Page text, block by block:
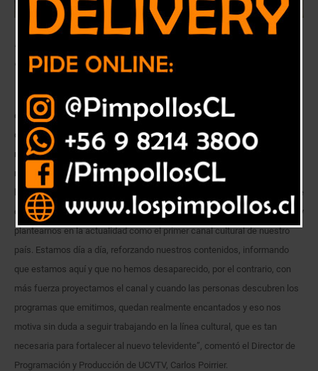
cultural, educativa, turística y descentralizadora.
Han pasado dos años en donde se creó una señal paralela a la
de TV+,versión en televisión abierta digital y que hace un tiempo era
conocida como UCV3, hoy es UCV Televisión, centrado en contenidos
nacionales e internacionales que aportan a incentivar la cultura en sus
más diversos aspectos. “Hablar de UCV Televisión, es referirse a la
historia de la televisión en Chile, es un patrimonio audiovisual importante
que no debemos olvidar, por lo mismo hemos querido recuperar terreno y
plantearnos en la actualidad como el primer canal cultural de nuestro
país. Estamos día a día, reforzando nuestros contenidos, informando
que estamos aquí y que no hemos desaparecido, por el contrario, con
más fuerza proyectamos el canal y cuando las personas descubren los
programas que emitimos, quedan realmente encantados y eso nos
motiva sin duda a seguir trabajando en la línea cultural, que es tan
necesaria para fortalecer al nuevo televidente”, comentó el Director de
Programación y Producción de UCVTV, Carlos Poirrier.